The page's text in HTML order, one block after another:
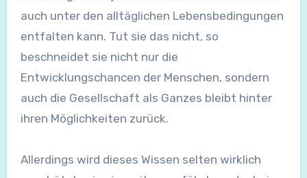
auch unter den alltäglichen Lebensbedingungen
entfalten kann. Tut sie das nicht, so
beschneidet sie nicht nur die
Entwicklungschancen der Menschen, sondern
auch die Gesellschaft als Ganzes bleibt hinter
ihren Möglichkeiten zurück.
Allerdings wird dieses Wissen selten wirklich